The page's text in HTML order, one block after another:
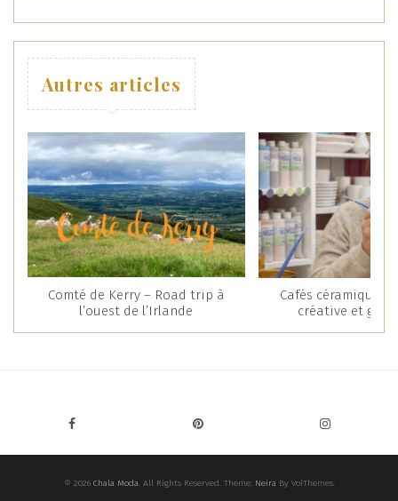
Autres articles
Comté de Kerry – Road trip à
l’ouest de l’Irlande
Cafés céramique :
créative et
© 2026 Chala Moda. All Rights Reserved. Theme: Neira By VolThemes.